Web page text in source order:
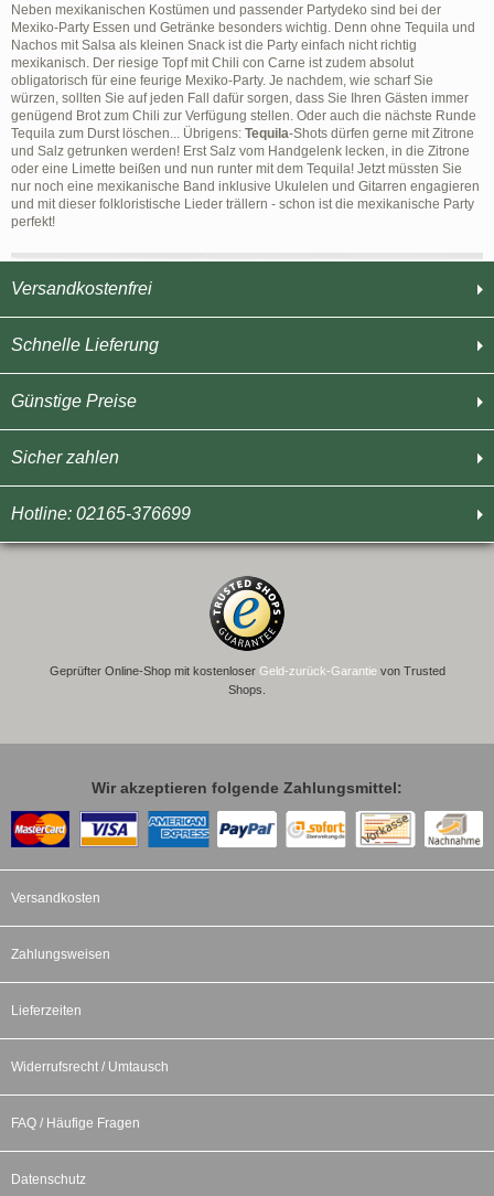
Versandkostenfrei
Schnelle Lieferung
Günstige Preise
Sicher zahlen
Hotline: 02165-376699
Neben mexikanischen Kostümen und passender Partydeko sind bei der
Mexiko-Party Essen und Getränke besonders wichtig. Denn ohne Tequila und
Nachos mit Salsa als kleinen Snack ist die Party einfach nicht richtig
mexikanisch. Der riesige Topf mit Chili con Carne ist zudem absolut
obligatorisch für eine feurige Mexiko-Party. Je nachdem, wie scharf Sie
würzen, sollten Sie auf jeden Fall dafür sorgen, dass Sie Ihren Gästen immer
genügend Brot zum Chili zur Verfügung stellen. Oder auch die nächste Runde
Tequila zum Durst löschen... Übrigens: Tequila-Shots dürfen gerne mit Zitrone
und Salz getrunken werden! Erst Salz vom Handgelenk lecken, in die Zitrone
oder eine Limette beißen und nun runter mit dem Tequila! Jetzt müssten Sie
nur noch eine mexikanische Band inklusive Ukulelen und Gitarren engagieren
und mit dieser folkloristische Lieder trällern - schon ist die mexikanische Party
perfekt!
Geprüfter Online-Shop mit kostenloser Geld-zurück-Garantievon Trusted
Shops.
Wir akzeptieren folgende Zahlungsmittel:
Versandkosten
Zahlungsweisen
Lieferzeiten
Widerrufsrecht / Umtausch
FAQ / Häufige Fragen
Datenschutz